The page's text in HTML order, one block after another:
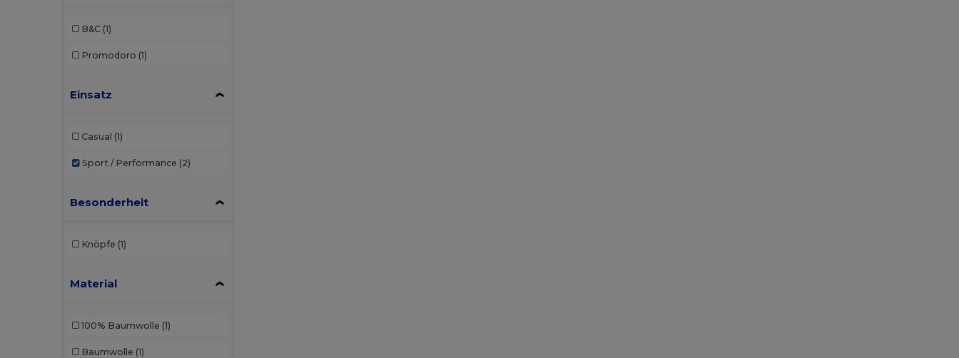
B&C (1)
Promodoro (1)
Einsatz
Casual (1)
Sport / Performance (2)
Besonderheit
Knöpfe (1)
Material
100% Baumwolle (1)
Baumwolle (1)